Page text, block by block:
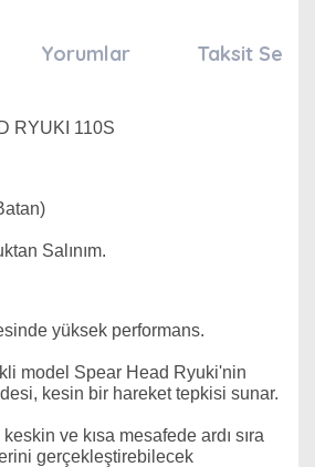
Yorumlar Taksit
RYUKI 110S
Salınım.
yüksek performans.
model Spear Head Ryuki'nin
kesin bir hareket tepkisi sunar.
ve kısa mesafede ardı sıra
gerçekleştirebilecek